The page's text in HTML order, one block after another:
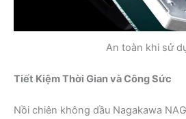
An toàn khi sử
Tiết Kiệm Thời Gian và Công Sức
Nồi chiên không dầu Nagakawa